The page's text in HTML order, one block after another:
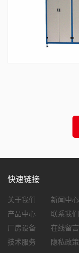
快速链接
关于我们
产品中心
厂房设备
技术服务
新闻中心
联系我们
在线留言
隐私政策